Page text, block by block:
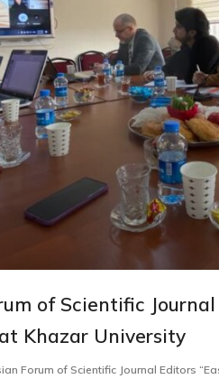
of Scientific
Khazar University
Forum of Scientific Journal Editors